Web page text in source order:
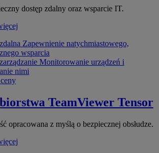
dostęp zdalny oraz wsparcie IT.
Zapewnienie natychmiastowego,
wsparcia
Monitorowanie urządzeń i
nimi
TeamViewer Tensor
opracowana z myślą o bezpiecznej obsłudze.